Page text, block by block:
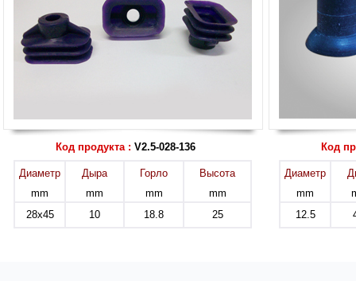
Код продукта : V2.5-028-136
Диаметр
mm
Дыра
mm
Горло
mm
Высота
mm
28x45
10 18.8 25
Код
Диаметр
mm
12.5